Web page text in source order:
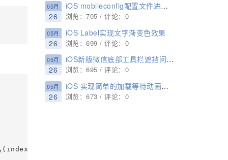
05月
26
iOS mobileconfig配置文件进行签名的配置方法
浏览：705 / 评论：0
05月
26
iOS Label实现文字渐变色效果
浏览：699 / 评论：0
05月
26
iOS新版微信底部工具栏遮挡问题完美解决
浏览：695 / 评论：0
05月
26
iOS 实现简单的加载等待动画示例（思路与实现）
浏览：673 / 评论：0